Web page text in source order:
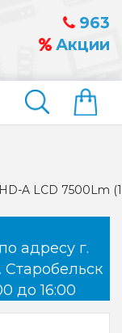
963
Акции
Найти
A LCD 7500Lm
адресу г.
Старобельск
до 16:00